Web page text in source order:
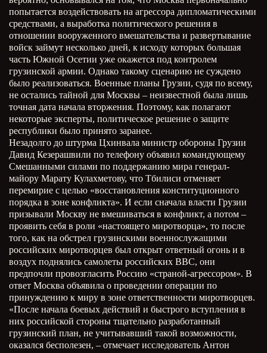
попытается воздействовать на агрессора дипломатическими
средствами, а выработка политического решения в
отношении вооруженного вмешательства и развертывание
войск займут несколько дней, к исходу которых большая
часть Южной Осетии уже окажется под контролем
грузинской армии. Однако такому сценарию не суждено
было реализоваться. Военные планы Грузии, судя по всему,
не остались тайной для Москвы – неизвестной была лишь
точная дата начала вторжения. Поэтому, как полагают
некоторые эксперты, политическое решение о защите
республики было принято заранее.
Незадолго до штурма Цхинвала министр обороны Грузии
Давид Кезерашвили по телефону объявил командующему
Смешанными силами по поддержанию мира генерал-
майору Марату Кулахметову, что Тбилиси отменяет
перемирие с целью «восстановления конституционного
порядка в зоне конфликта». И если сначала власти Грузии
призывали Москву не вмешиваться в конфликт, а потом –
проявить себя в роли «настоящего миротворца», то после
того, как на обстрел грузинскими военнослужащими
российских миротворцев был открыт ответный огонь и в
воздух поднялись самолеты российских ВВС, они
предпочли провозгласить Россию «страной-агрессором». В
ответ Москва объявила о проведении операции по
принуждению к миру в зоне ответственности миротворцев.
«После начала боевых действий и быстрого вступления в
них российской стороны тщательно разработанный
грузинский план, не учитывавший такой возможности,
оказался бесполезен, – отмечает исследователь Антон